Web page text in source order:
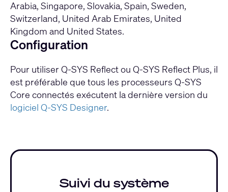
Arabia, Singapore, Slovakia, Spain, Sweden,
Switzerland, United Arab Emirates, United
Kingdom and United States.
Configuration
Pour utiliser Q-SYS Reflect ou Q-SYS Reflect Plus, il
est préférable que tous les processeurs Q-SYS
Core connectés exécutent la dernière version du
logiciel Q-SYS Designer.
Suivi du système